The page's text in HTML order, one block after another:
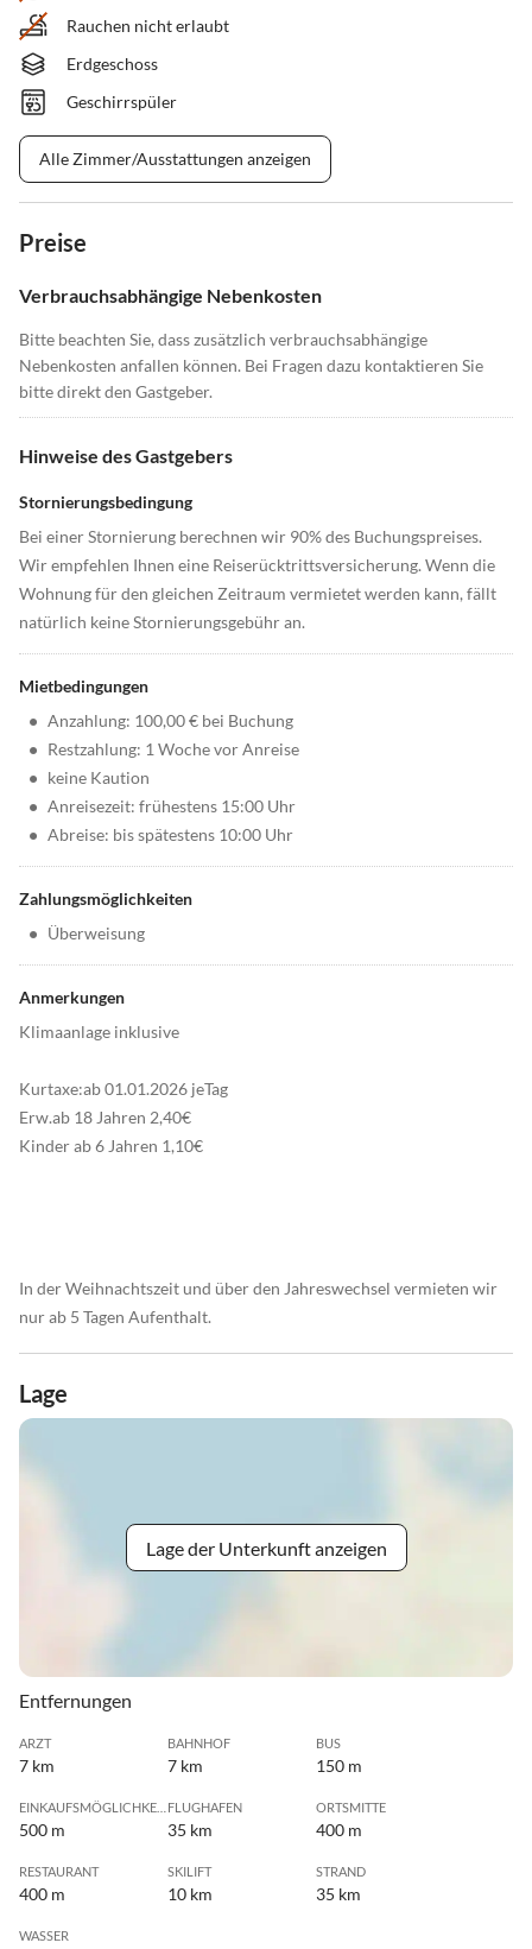
Rauchen nicht erlaubt
Erdgeschoss
Geschirrspüler
Alle Zimmer/Ausstattungen anzeigen
Preise
Verbrauchsabhängige Nebenkosten
Bitte beachten Sie, dass zusätzlich verbrauchsabhängige
Nebenkosten anfallen können. Bei Fragen dazu kontaktieren Sie
bitte direkt den Gastgeber.
Hinweise des Gastgebers
Stornierungsbedingung
Bei einer Stornierung berechnen wir 90% des Buchungspreises.
Wir empfehlen Ihnen eine Reiserücktrittsversicherung. Wenn die
Wohnung für den gleichen Zeitraum vermietet werden kann, fällt
natürlich keine Stornierungsgebühr an.
Mietbedingungen
• Anzahlung: 100,00 € bei Buchung
• Restzahlung: 1 Woche vor Anreise
• keine Kaution
• Anreisezeit: frühestens 15:00 Uhr
• Abreise: bis spätestens 10:00 Uhr
Zahlungsmöglichkeiten
• Überweisung
Anmerkungen
Klimaanlage inklusive
Kurtaxe:ab 01.01.2026 jeTag
Erw.ab 18 Jahren 2,40€
Kinder ab 6 Jahren 1,10€
In der Weihnachtszeit und über den Jahreswechsel vermieten wir
nur ab 5 Tagen Aufenthalt.
Lage
Lage der Unterkunft anzeigen
Entfernungen
ARZT
7 km
BAHNHOF
7 km
BUS
150 m
500 m
FLUGHAFEN
35 km
ORTSMITTE
400 m
RESTAURANT
400 m
SKILIFT
10 km
STRAND
35 km
WASSER